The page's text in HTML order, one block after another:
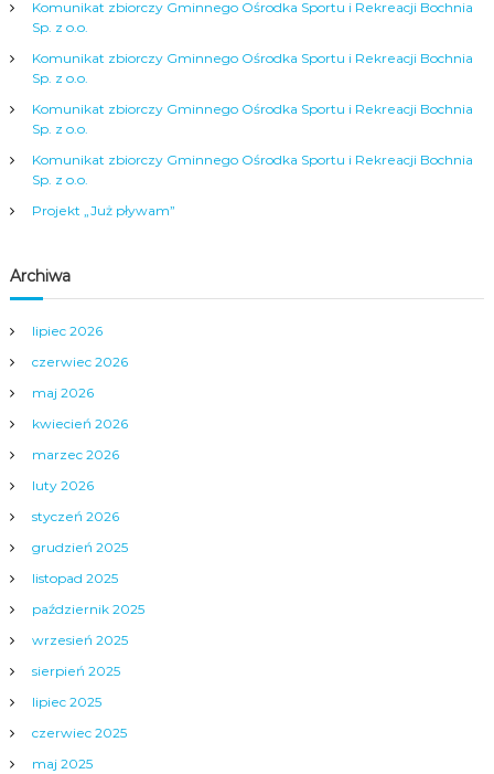
a
w
p
i
u
Komunikat zbiorczy Gminnego Ośrodka Sportu i Rekreacji Bochnia
Sp. z o.o.
Komunikat zbiorczy Gminnego Ośrodka Sportu i Rekreacji Bochnia
Sp. z o.o.
Komunikat zbiorczy Gminnego Ośrodka Sportu i Rekreacji Bochnia
Sp. z o.o.
Komunikat zbiorczy Gminnego Ośrodka Sportu i Rekreacji Bochnia
Sp. z o.o.
Projekt „Już pływam”
Archiwa
lipiec 2026
czerwiec 2026
maj 2026
kwiecień 2026
marzec 2026
luty 2026
styczeń 2026
grudzień 2025
listopad 2025
październik 2025
wrzesień 2025
sierpień 2025
lipiec 2025
czerwiec 2025
maj 2025